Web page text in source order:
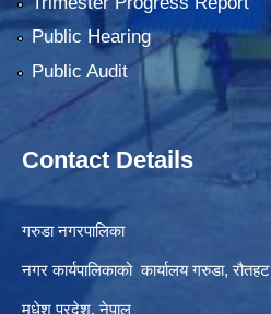
Public Hearing
Public Audit
Contact Details
गरुडा नगरपालिका
नगर कार्यपालिकाको कार्यालय गरुडा, रौतहट
मधेश प्रदेश, नेपाल